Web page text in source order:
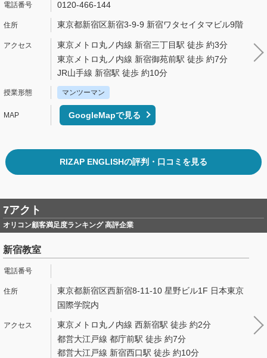
0120-466-144
東京都新宿区新宿3-9-9 新宿ワタセイタマビル9階
東京メトロ丸ノ内線 新宿三丁目駅 徒歩 約3分
東京メトロ丸ノ内線 新宿御苑前駅 徒歩 約7分
JR山手線 新宿駅 徒歩 約10分
マンツーマン
GoogleMapで見る
RIZAP ENGLISHの評判・口コミを見る
7アクト
オリコン顧客満足度ランキング 高評企業
新宿教室
東京都新宿区西新宿8-11-10 星野ビル1F 日本東京
国際学院内
東京メトロ丸ノ内線 西新宿駅 徒歩 約2分
都営大江戸線 都庁前駅 徒歩 約7分
都営大江戸線 新宿西口駅 徒歩 約10分